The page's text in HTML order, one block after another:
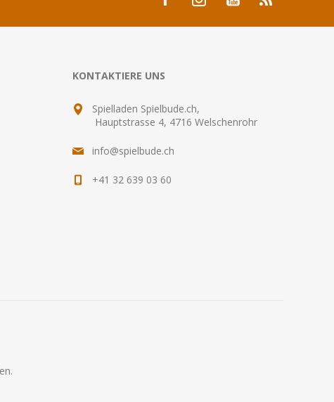
KONTAKTIERE UNS
Spielladen Spielbude.ch,
Hauptstrasse 4, 4716 Welschenrohr
info@spielbude.ch
+41 32 639 03 60